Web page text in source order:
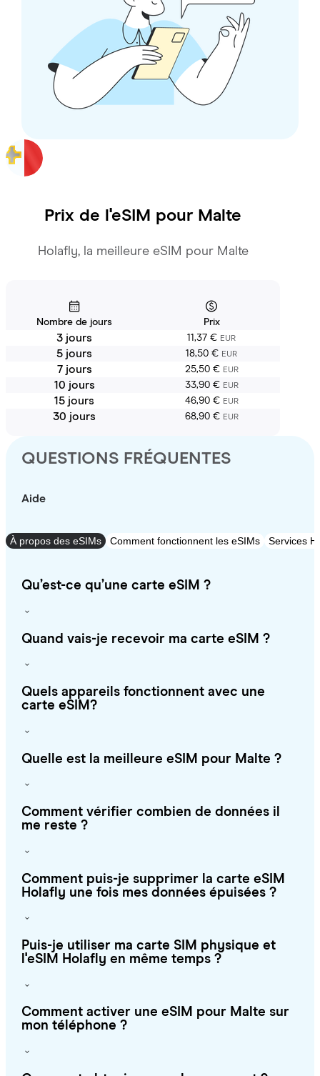
Prix de l'eSIM pour Malte
Holafly, la meilleure eSIM pour Malte
Nombre de jours Prix
3 jours 11,37 € EUR
5 jours 18,50 € EUR
7 jours 25,50 € EUR
10 jours 33,90 € EUR
15 jours 46,90 € EUR
30 jours 68,90 € EUR
QUESTIONS FRÉQUENTES
Aide
À propos des eSIMs Comment fonctionnent les eSIMs Services
Qu’est-ce qu’une carte eSIM ?
Quand vais-je recevoir ma carte eSIM ?
Quels appareils fonctionnent avec une
carte eSIM?
Quelle est la meilleure eSIM pour Malte ?
Comment vérifier combien de données il
me reste ?
Comment puis-je supprimer la carte eSIM
Holafly une fois mes données épuisées ?
Puis-je utiliser ma carte SIM physique et
l'eSIM Holafly en même temps ?
Comment activer une eSIM pour Malte sur
mon téléphone ?